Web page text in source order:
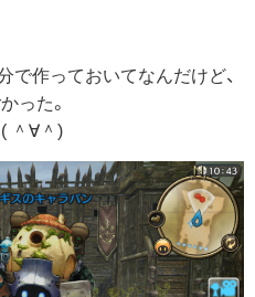
で作っておいてなんだけど、
った。
＾∀＾)